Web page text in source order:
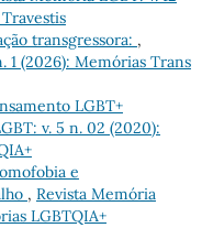
transgressora: ,
1 (2026): Memórias Trans
LGBT+
v. 5 n. 02 (2020):
e
, Revista Memória
LGBTQIA+